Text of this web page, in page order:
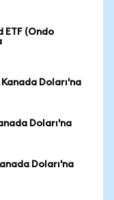
ETF (Ondo
Doları'na
Doları'na
Doları'na